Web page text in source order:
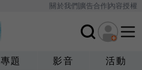
關於我們廣告合作內容授權
專題 影音 活動